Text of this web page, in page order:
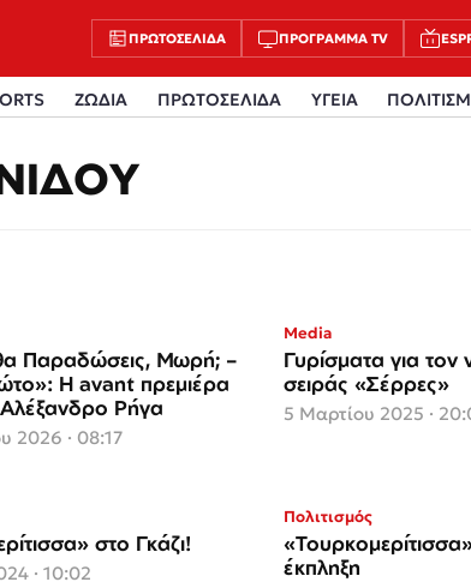
ΠΡΩΤΟΣΈΛΙΔΑ ΠΡΌΓΡΑΜΜΑ TV
ΖΩΔΙΑ ΠΡΩΤΟΣΕΛΙΔΑ ΥΓΕΙΑ
Παραδώσεις, Μωρή; –
Η avant πρεμιέρα
Ρήγα
2026 · 08:17
Media
Γυρίσματα για τον
σειράς «Σέρρες»
5 Μαρτίου 2025 ·
στο Γκάζι!
· 10:02
Πολιτισμός
έκπληξη